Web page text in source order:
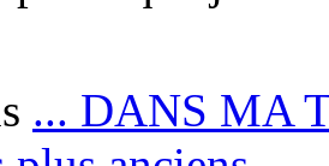
... DANS MA